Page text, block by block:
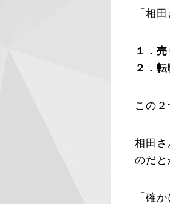
「相
１．
２．
この
相田さ
のだと
「確